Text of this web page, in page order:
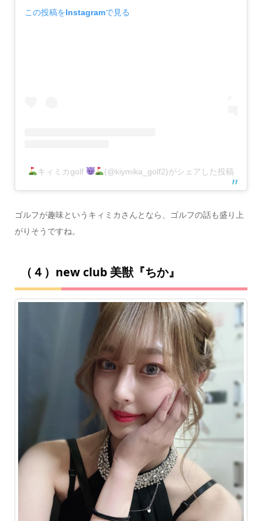
この投稿をInstagramで見る
キィミカgolf (@kiymika_golf2)がシェアした投稿
ゴルフが趣味というキィミカさんとなら、ゴルフの話も盛り上
がりそうですね。
（４）new club 美獣『ちか』